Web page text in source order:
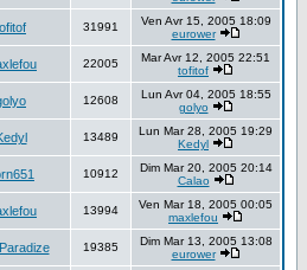
31991
Ven Avr 15, 2005 18:09
eurower
22005
Mar Avr 12, 2005 22:51
tofitof
12608
Lun Avr 04, 2005 18:55
golyo
13489
Lun Mar 28, 2005 19:29
Kedyl
10912
Dim Mar 20, 2005 20:14
Calao
13994
Ven Mar 18, 2005 00:05
maxlefou
19385
Dim Mar 13, 2005 13:08
eurower